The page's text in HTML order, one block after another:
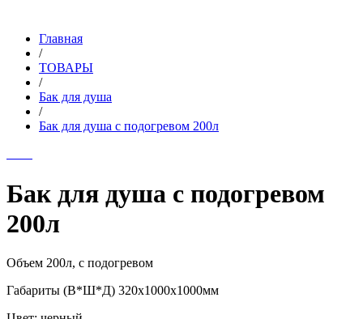
Главная
/
ТОВАРЫ
/
Бак для душа
/
Бак для душа с подогревом 200л
Бак для душа с подогревом
200л
Объем 200л, с подогревом
Габариты (В*Ш*Д) 320х1000х1000мм